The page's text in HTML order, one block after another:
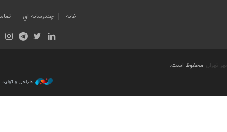
خانه چندرسانه اي
شهر تهران محفوظ است.
طراحی و